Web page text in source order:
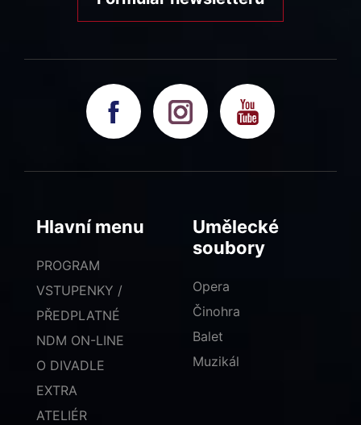
Hlavní menu
PROGRAM
VSTUPENKY /
PŘEDPLATNÉ
NDM ON-LINE
O DIVADLE
EXTRA
ATELIÉR
Umělecké
soubory
Opera
Činohra
Balet
Muzikál